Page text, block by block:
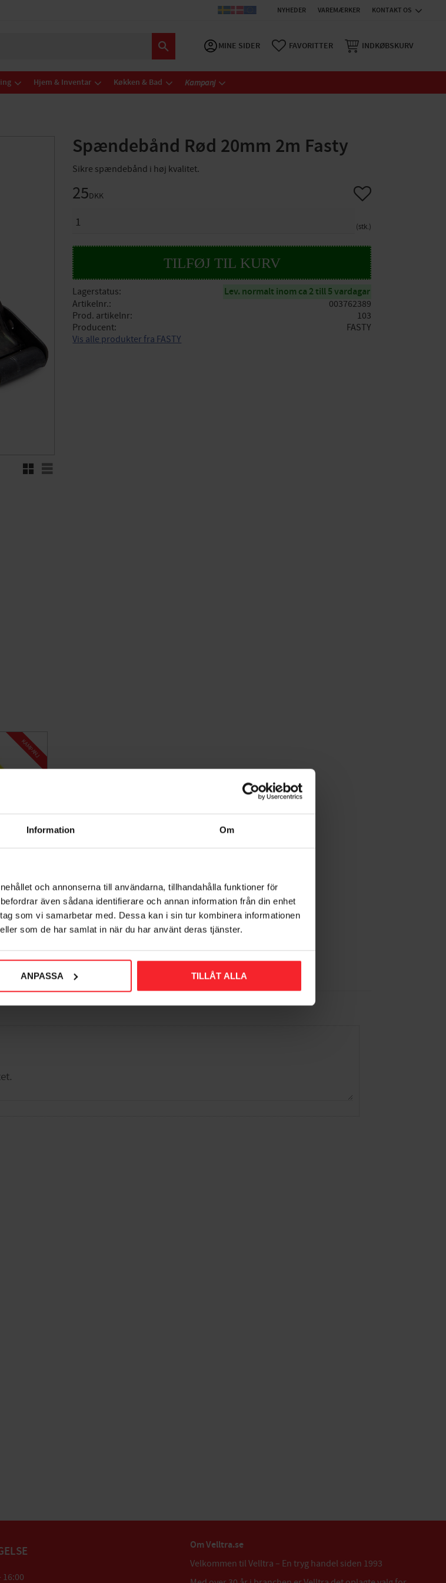
Information Om
och annonserna till användarna, tillhandahålla funktioner för
även sådana identifierare och annan information från din enhet
som vi samarbetar med. Dessa kan i sin tur kombinera informationen
som de har samlat in när du har använt deras tjänster.
ANPASSA TILLÅT ALLA
NYHEDER VAREMÆRKER KONTAKT OS
MINE SIDER FAVORITTER INDKØBSKURV
Hjem & Inventar Køkken & Bad Kampanj
Spændebånd Rød 20mm 2m Fasty
Sikre spændebånd i høj kvalitet.
RutenettListe
25DKK
stk.
Gem som favorit
Lagerstatus Lev. normalt inom ca 2 till 5 vardagar
Artikelnr.
003762389
Prod. artikelnr
103
Producent
FASTY
Vis alle produkter fra FASTY
1m
KAMPANJ
Gem som favorit
16:00
Om Velltra.se
Velkommen til Velltra – En tryg handel siden 1993